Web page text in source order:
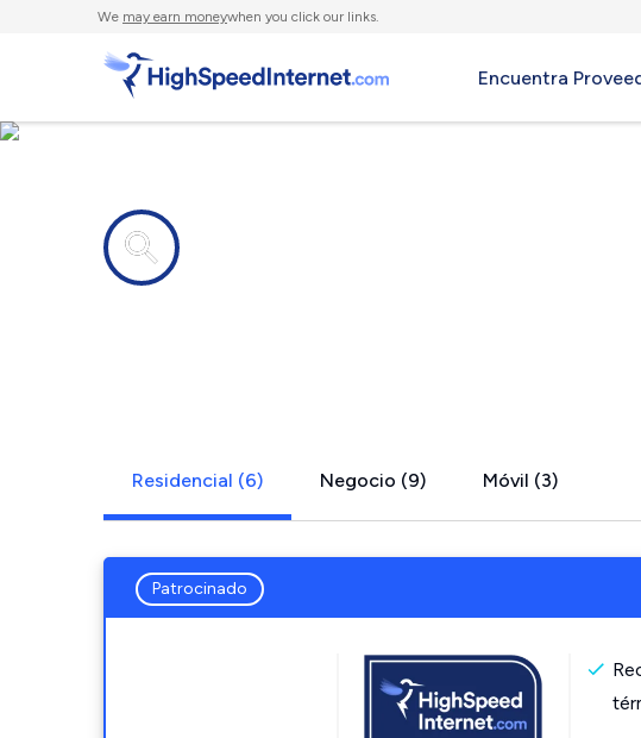
We may earn moneywhen you click our links.
Encuentra
Residencial (6) Negocio (9) Móvil (3)
Patrocinado